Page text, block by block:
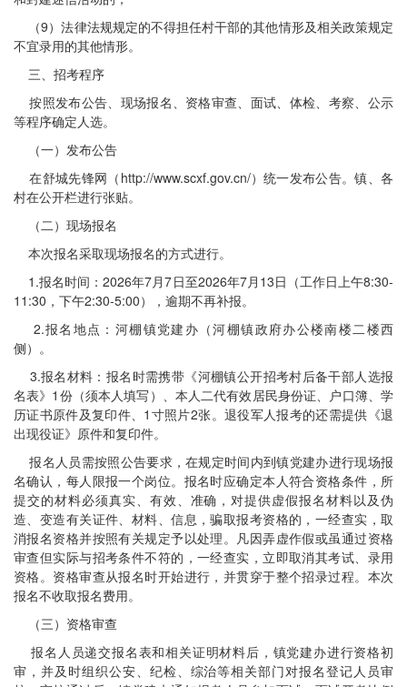
（9）法律法规规定的不得担任村干部的其他情形及相关政策规定
不宜录用的其他情形。
三、招考程序
按照发布公告、现场报名、资格审查、面试、体检、考察、公示
等程序确定人选。
（一）发布公告
在舒城先锋网（http://www.scxf.gov.cn/）统一发布公告。镇、各
村在公开栏进行张贴。
（二）现场报名
本次报名采取现场报名的方式进行。
1.报名时间：2026年7月7日至2026年7月13日（工作日上午8:30-
11:30，下午2:30-5:00），逾期不再补报。
2.报名地点：河棚镇党建办（河棚镇政府办公楼南楼二楼西
侧）。
3.报名材料：报名时需携带《河棚镇公开招考村后备干部人选报
名表》1份（须本人填写）、本人二代有效居民身份证、户口簿、学
历证书原件及复印件、1寸照片2张。退役军人报考的还需提供《退
出现役证》原件和复印件。
报名人员需按照公告要求，在规定时间内到镇党建办进行现场报
名确认，每人限报一个岗位。报名时应确定本人符合资格条件，所
提交的材料必须真实、有效、准确，对提供虚假报名材料以及伪
造、变造有关证件、材料、信息，骗取报考资格的，一经查实，取
消报名资格并按照有关规定予以处理。凡因弄虚作假或虽通过资格
审查但实际与招考条件不符的，一经查实，立即取消其考试、录用
资格。资格审查从报名时开始进行，并贯穿于整个招录过程。本次
报名不收取报名费用。
（三）资格审查
报名人员递交报名表和相关证明材料后，镇党建办进行资格初
审，并及时组织公安、纪检、综治等相关部门对报名登记人员审